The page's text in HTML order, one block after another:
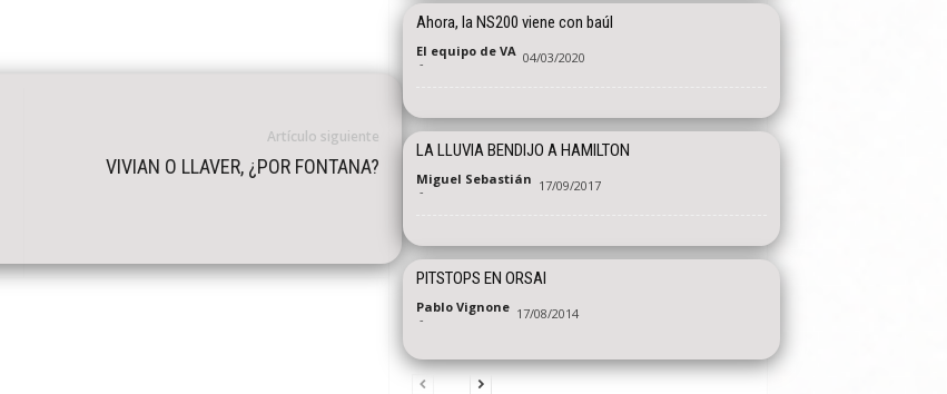
Artículo siguiente
VIVIAN O LLAVER, ¿POR FONTANA?
Ahora, la NS200 viene con baúl
El equipo de VA
- 04/03/2020
LA LLUVIA BENDIJO A HAMILTON
Miguel Sebastián
- 17/09/2017
PITSTOPS EN ORSAI
Pablo Vignone
- 17/08/2014